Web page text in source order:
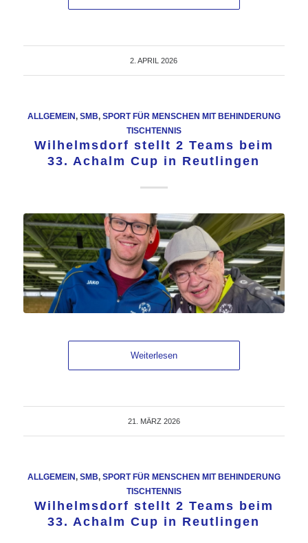
2. APRIL 2026
ALLGEMEIN, SMB, SPORT FÜR MENSCHEN MIT BEHINDERUNG
TISCHTENNIS
Wilhelmsdorf stellt 2 Teams beim
33. Achalm Cup in Reutlingen
Weiterlesen
21. MÄRZ 2026
ALLGEMEIN, SMB, SPORT FÜR MENSCHEN MIT BEHINDERUNG
TISCHTENNIS
Wilhelmsdorf stellt 2 Teams beim
33. Achalm Cup in Reutlingen